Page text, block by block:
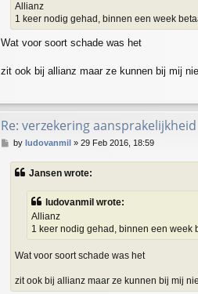
Allianz
1 keer nodig gehad, binnen een week
Wat voor soort schade was het
zit ook bij allianz maar ze kunnen bij mij
Re: verzekering aansprakelijkheid
P
s
by ludovanmil» 29 Feb 2016, 18:59
Jansen wrote:
ludovanmil wrote:
Allianz
1 keer nodig gehad, binnen een week
Wat voor soort schade was het
zit ook bij allianz maar ze kunnen bij mij